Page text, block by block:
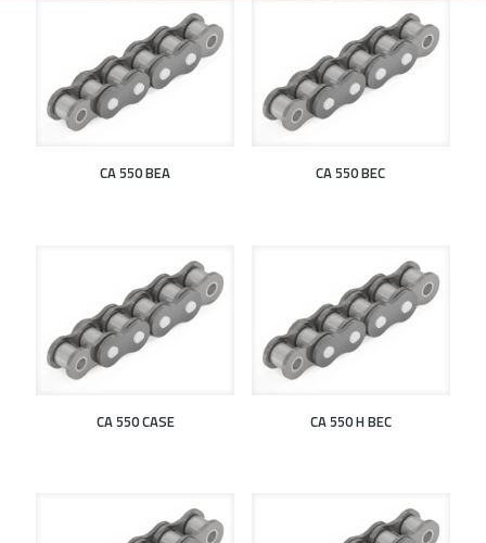
CA 550 BEA CA 550 BEC
CA 550 CASE CA 550 H BEC